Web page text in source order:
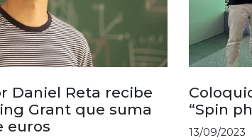
Daniel Reta recibe
Grant que suma
euros
“Spin
13/09/2023